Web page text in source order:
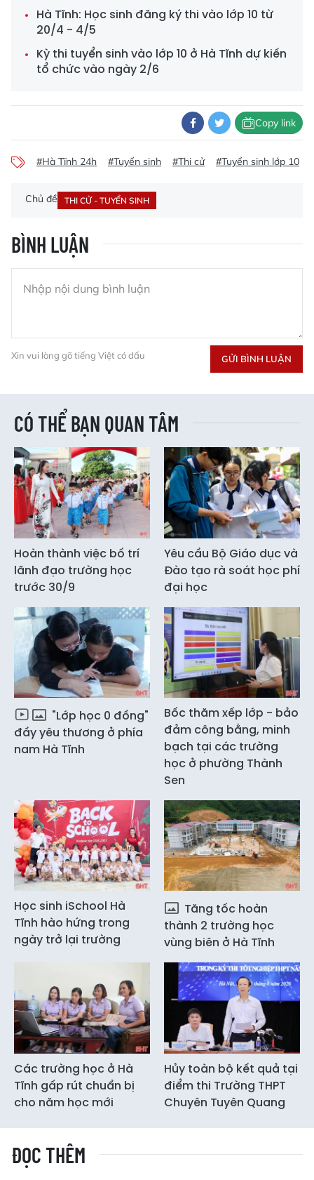
Hà Tĩnh: Học sinh đăng ký thi vào lớp 10 từ
20/4 - 4/5
Kỳ thi tuyển sinh vào lớp 10 ở Hà Tĩnh dự kiến
tổ chức vào ngày 2/6
Copy link
#Hà Tĩnh 24h #Tuyển sinh #Thi cử #Tuyển sinh lớp 10
Chủ đề THI CỬ - TUYỂN SINH
BÌNH LUẬN
Xin vui lòng gõ tiếng Việt có dấu GỬI BÌNH LUẬN
CÓ THỂ BẠN QUAN TÂM
Hoàn thành việc bố trí
lãnh đạo trường học
trước 30/9
Yêu cầu Bộ Giáo dục và
Đào tạo rà soát học phí
đại học
"Lớp học 0 đồng"
đầy yêu thương ở phía
nam Hà Tĩnh
Bốc thăm xếp lớp - bảo
đảm công bằng, minh
bạch tại các trường
học ở phường Thành
Sen
Học sinh iSchool Hà
Tĩnh hào hứng trong
ngày trở lại trường
Tăng tốc hoàn
thành 2 trường học
vùng biên ở Hà Tĩnh
Các trường học ở Hà
Tĩnh gấp rút chuẩn bị
cho năm học mới
Hủy toàn bộ kết quả tại
điểm thi Trường THPT
Chuyên Tuyên Quang
ĐỌC THÊM